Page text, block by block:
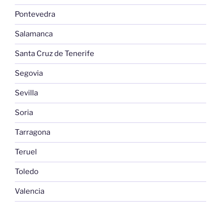
Pontevedra
Salamanca
Santa Cruz de Tenerife
Segovia
Sevilla
Soria
Tarragona
Teruel
Toledo
Valencia